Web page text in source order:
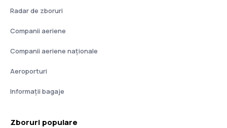
Radar de zboruri
Companii aeriene
Companii aeriene naţionale
Aeroporturi
Informații bagaje
Zboruri populare